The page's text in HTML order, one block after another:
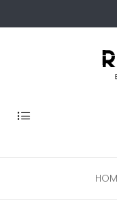
Toggle